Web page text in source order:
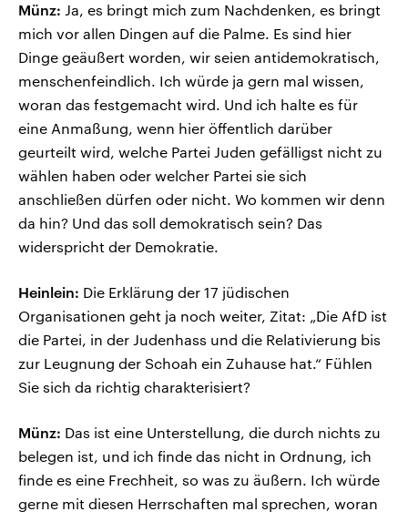
Münz: Ja, es bringt mich zum Nachdenken, es bringt
mich vor allen Dingen auf die Palme. Es sind hier
Dinge geäußert worden, wir seien antidemokratisch,
menschenfeindlich. Ich würde ja gern mal wissen,
woran das festgemacht wird. Und ich halte es für
eine Anmaßung, wenn hier öffentlich darüber
geurteilt wird, welche Partei Juden gefälligst nicht zu
wählen haben oder welcher Partei sie sich
anschließen dürfen oder nicht. Wo kommen wir denn
da hin? Und das soll demokratisch sein? Das
widerspricht der Demokratie.
Heinlein: Die Erklärung der 17 jüdischen
Organisationen geht ja noch weiter, Zitat: „Die AfD ist
die Partei, in der Judenhass und die Relativierung bis
zur Leugnung der Schoah ein Zuhause hat.“ Fühlen
Sie sich da richtig charakterisiert?
Münz: Das ist eine Unterstellung, die durch nichts zu
belegen ist, und ich finde das nicht in Ordnung, ich
finde es eine Frechheit, so was zu äußern. Ich würde
gerne mit diesen Herrschaften mal sprechen, woran